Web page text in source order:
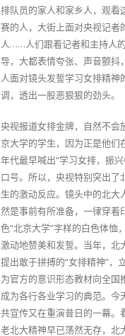
排队员的家人和家乡人，观看
赛的人，大街上面对央视记者
人……人们跟着记者和主持人
导，大都表情夸张、声音颤抖
人面对镜头发誓学习女排精神
调，透出一股恶狠狠的劲头。
央视报道女排金牌，自然不会
京大学的学生，因为正是他们
年代最早喊出“学习女排，振兴
口号。所以，央视特别突出了
生的激动反应。镜头中的北大
然是事前有所准备，一律穿着
色“北京大学”字样的白色体恤
激动地赞美和发誓。当年，北
提出敢于拼搏的“女排精神”，
为官方的意识形态教材向全国
成为各行各业学习的典范。今
共宣传又在重演昔日的一幕。
老北大精神早已荡然无存，北